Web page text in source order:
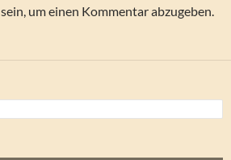
sein, um einen Kommentar abzugeben.